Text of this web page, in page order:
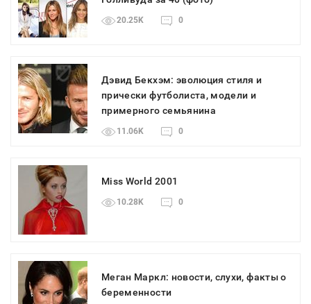
20.25K 0
Дэвид Бекхэм: эволюция стиля и
прически футболиста, модели и
примерного семьянина
11.06K 0
Miss World 2001
10.28K 0
Меган Маркл: новости, слухи, факты о
беременности